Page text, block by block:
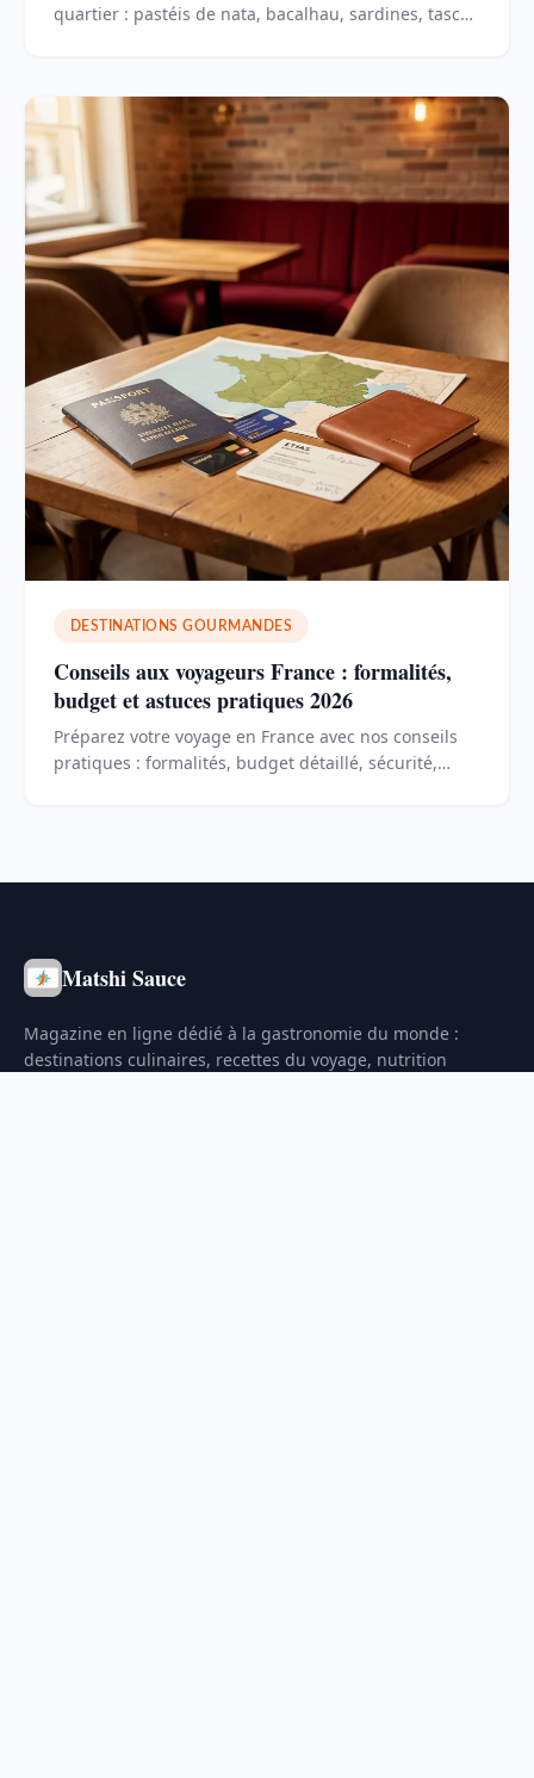
quartier : pastéis de nata, bacalhau, sardines, tascas
DESTINATIONS GOURMANDES
Conseils aux voyageurs France : formalités,
budget et astuces pratiques 2026
Préparez votre voyage en France avec nos conseils
pratiques : formalités, budget détaillé, sécurité,
Matshi Sauce
Magazine en ligne dédié à la gastronomie du monde :
destinations culinaires, recettes du voyage, nutrition